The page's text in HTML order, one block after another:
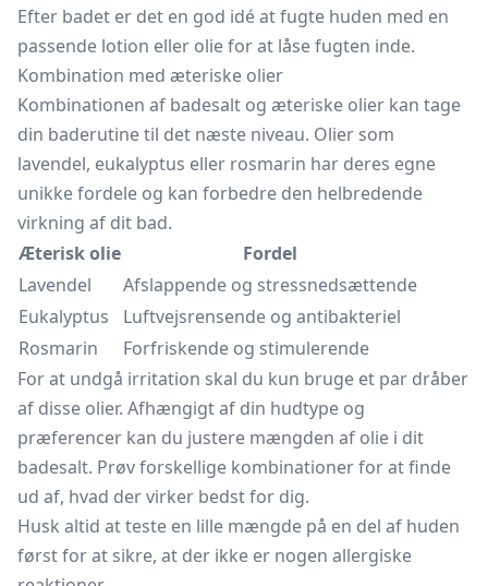
Efter badet er det en god idé at fugte huden med en
passende lotion eller olie for at låse fugten inde.
Kombination med æteriske olier
Kombinationen af badesalt og æteriske olier kan tage
din baderutine til det næste niveau. Olier som
lavendel, eukalyptus eller rosmarin har deres egne
unikke fordele og kan forbedre den helbredende
virkning af dit bad.
Æterisk olie
Fordel
Lavendel
Afslappende og stressnedsættende
Eukalyptus
Luftvejsrensende og antibakteriel
Rosmarin
Forfriskende og stimulerende
For at undgå irritation skal du kun bruge et par dråber
af disse olier. Afhængigt af din hudtype og
præferencer kan du justere mængden af olie i dit
badesalt. Prøv forskellige kombinationer for at finde
ud af, hvad der virker bedst for dig.
Husk altid at teste en lille mængde på en del af huden
først for at sikre, at der ikke er nogen allergiske